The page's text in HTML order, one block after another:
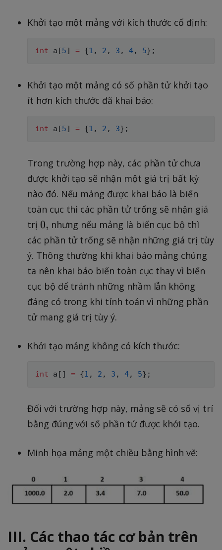
Khởi tạo một mảng với kích thước cố định:
int a [5] = {1 , 2 , 3 , 4, 5} ;
Khởi tạo một mảng có số phần tử khởi tạo
ít hơn kích thước đã khai báo:
int a [5] = {1 , 2 , 3} ;
Trong trường hợp này, các phần tử chưa
được khởi tạo sẽ nhận một giá trị bất kỳ
nào đó. Nếu mảng được khai báo là biến
toàn cục thì các phần tử trống sẽ nhận giá
trị 0
,
0, nhưng nếu mảng là biến cục bộ thì
các phần tử trống sẽ nhận những giá trị tùy
ý. Thông thường khi khai báo mảng chúng
ta nên khai báo biến toàn cục thay vì biến
cục bộ để tránh những nhầm lẫn không
đáng có trong khi tính toán vì những phần
tử mang giá trị tùy ý.
Khởi tạo mảng không có kích thước:
int a [ ] = {1 , 2 , 3 , 4, 5} ;
Đối với trường hợp này, mảng sẽ có số vị trí
bằng đúng với số phần tử được khởi tạo.
Minh họa mảng một chiều bằng hình vẽ:
III. Các thao tác cơ bản trên